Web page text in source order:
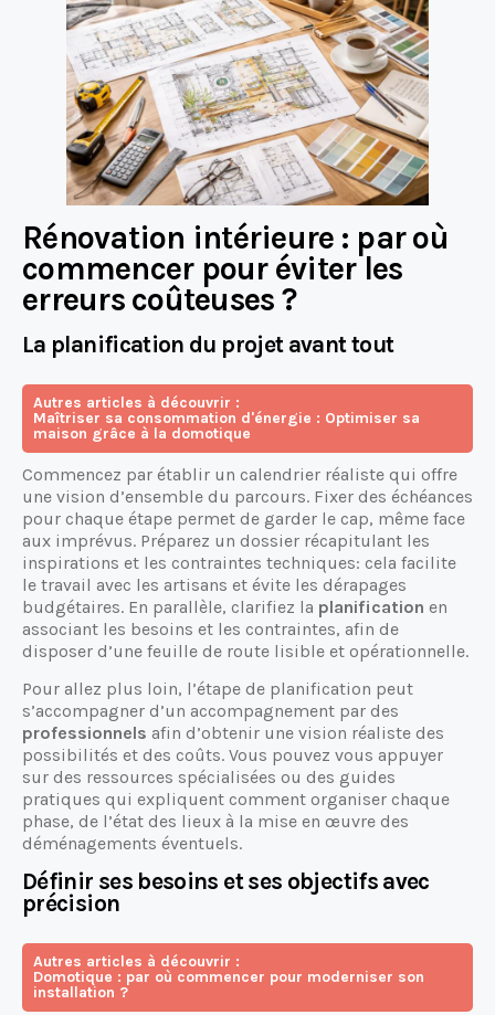
Rénovation intérieure : par où
commencer pour éviter les
erreurs coûteuses ?
La planification du projet avant tout
Autres articles à découvrir :
Maîtriser sa consommation d'énergie : Optimiser sa
maison grâce à la domotique
Commencez par établir un calendrier réaliste qui offre
une vision d’ensemble du parcours. Fixer des échéances
pour chaque étape permet de garder le cap, même face
aux imprévus. Préparez un dossier récapitulant les
inspirations et les contraintes techniques: cela facilite
le travail avec les artisans et évite les dérapages
budgétaires. En parallèle, clarifiez la planification en
associant les besoins et les contraintes, afin de
disposer d’une feuille de route lisible et opérationnelle.
Pour allez plus loin, l’étape de planification peut
s’accompagner d’un accompagnement par des
professionnels afin d’obtenir une vision réaliste des
possibilités et des coûts. Vous pouvez vous appuyer
sur des ressources spécialisées ou des guides
pratiques qui expliquent comment organiser chaque
phase, de l’état des lieux à la mise en œuvre des
déménagements éventuels.
Définir ses besoins et ses objectifs avec
précision
Autres articles à découvrir :
Domotique : par où commencer pour moderniser son
installation ?